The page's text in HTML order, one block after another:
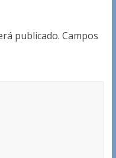
publicado. Campos